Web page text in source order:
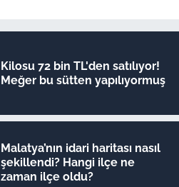
Kilosu 72 bin TL'den satılıyor!
Meğer bu sütten yapılıyormuş
Malatya’nın idari haritası nasıl
şekillendi? Hangi ilçe ne
zaman ilçe oldu?